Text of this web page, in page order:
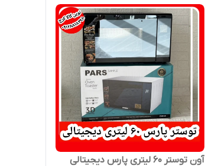
آون توستر ۶۰ لیتری پارس دیجیتالی